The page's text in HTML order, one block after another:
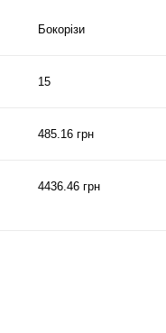
Бокорізи
15
485.16 грн
4436.46 грн